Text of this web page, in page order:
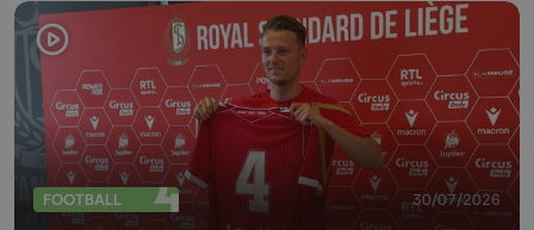
FOOTBALL 30/07/2026